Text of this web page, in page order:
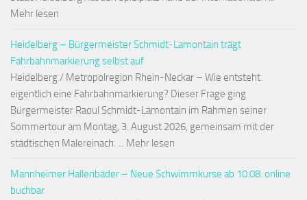
Mehr lesen
Heidelberg – Bürgermeister Schmidt-Lamontain trägt
Fahrbahnmarkierung selbst auf
Heidelberg / Metropolregion Rhein-Neckar – Wie entsteht
eigentlich eine Fahrbahnmarkierung? Dieser Frage ging
Bürgermeister Raoul Schmidt-Lamontain im Rahmen seiner
Sommertour am Montag, 3. August 2026, gemeinsam mit der
städtischen Malereinach. ... Mehr lesen
Mannheimer Hallenbäder – Neue Schwimmkurse ab 10.08. online
buchbar